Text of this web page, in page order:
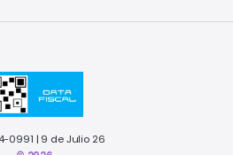
0991 | 9 de Julio 26